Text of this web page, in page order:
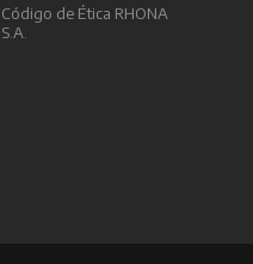
Código de Ética RHONA
S.A.